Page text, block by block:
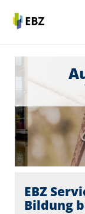
EBZ
Bildung